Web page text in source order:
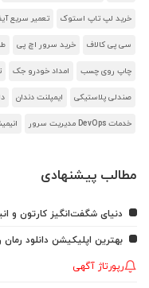
خرید لپ تاپ استوک تعمیر سریع
سی پی کالاف خرید سرور اچ پی
چاپ روی چسب امداد خودرو جک
صندلی پلاستیکی ایمپلنت دندان
خدمات DevOps مدیریت سرور
مطالب پیشنهادی
دنیای شگفت‌انگیز کارتون و
بهترین اپلیکیشن دانلود رمان
رپورتاژ آگهی